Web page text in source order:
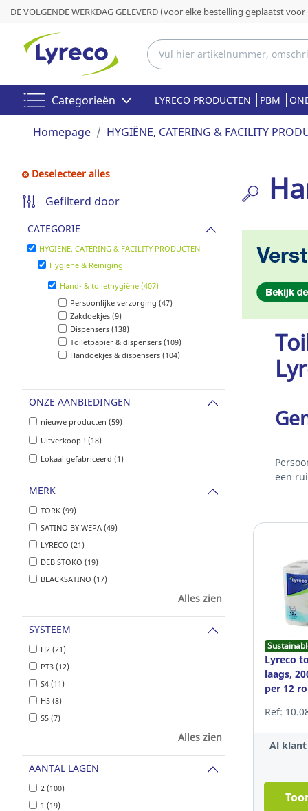
DE VOLGENDE WERKDAG GELEVERD (voor elke bestelling geplaatst
Categorieën LYRECO PRODUCTEN PBM
Homepage HYGIËNE, CATERING & FACILITY
Deselecteer alles
Gefilterd door
CATEGORIE
HYGIËNE, CATERING & FACILITY PRODUCTEN
Hygiëne & Reiniging
Hand- & toilethygiëne (407)
Persoonlijke verzorging (47)
Zakdoekjes (9)
Dispensers (138)
Toiletpapier & dispensers (109)
Handoekjes & dispensers (104)
ONZE AANBIEDINGEN
nieuwe producten (59)
Uitverkoop ! (18)
Lokaal gefabriceerd (1)
MERK
TORK (99)
SATINO BY WEPA (49)
LYRECO (21)
DEB STOKO (19)
BLACKSATINO (17)
Alles zien
SYSTEEM
H2 (21)
PT3 (12)
S4 (11)
H5 (8)
S5 (7)
Alles zien
AANTAL LAGEN
2 (100)
1 (19)
een
Lyreco
laags,
per 12
Ref:
Al